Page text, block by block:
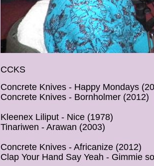
CCKS
Concrete Knives - Happy Mondays
Concrete Knives - Bornholmer (2012)
Kleenex Liliput - Nice (1978)
Tinariwen - Arawan (2003)
Concrete Knives - Africanize (2012)
Clap Your Hand Say Yeah - Gimmie